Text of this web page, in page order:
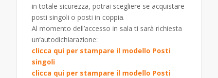
in totale sicurezza, potrai scegliere se acquistare
posti singoli o posti in coppia.
Al momento dell’accesso in sala ti sarà richiesta
un’autodichiarazione:
clicca qui per stampare il modello Posti
singoli
clicca qui per stampare il modello Posti